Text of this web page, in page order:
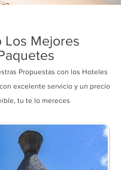
Los Mejores
Propuestas con los Hoteles
excelente servicio y un precio
tu te lo mereces